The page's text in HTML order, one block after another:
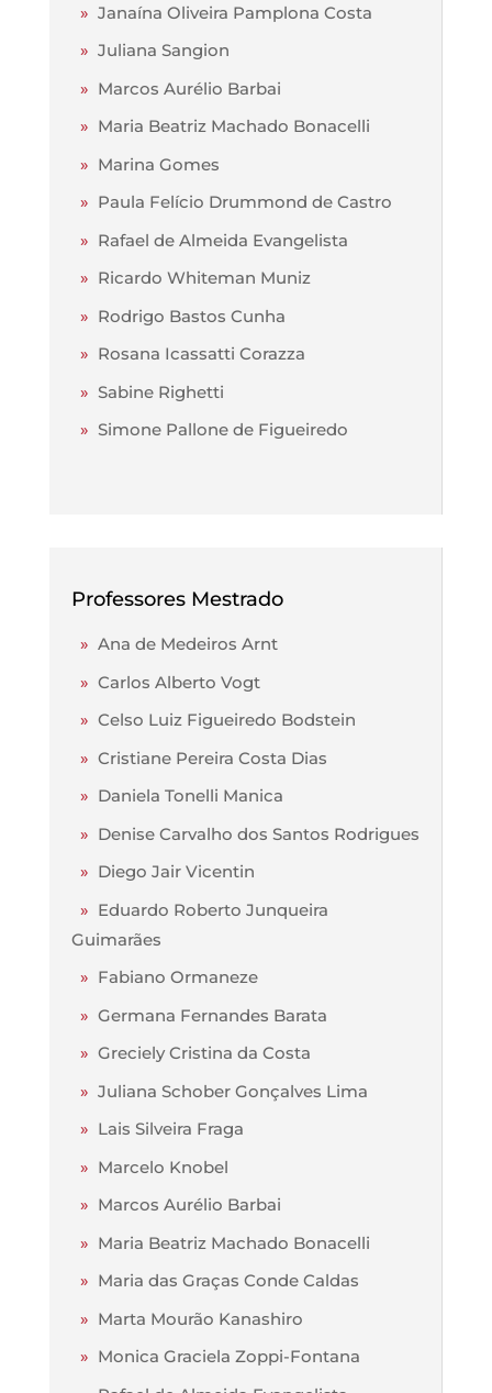
» Janaína Oliveira Pamplona Costa
» Juliana Sangion
» Marcos Aurélio Barbai
» Maria Beatriz Machado Bonacelli
» Marina Gomes
» Paula Felício Drummond de Castro
» Rafael de Almeida Evangelista
» Ricardo Whiteman Muniz
» Rodrigo Bastos Cunha
» Rosana Icassatti Corazza
» Sabine Righetti
» Simone Pallone de Figueiredo
Professores Mestrado
» Ana de Medeiros Arnt
» Carlos Alberto Vogt
» Celso Luiz Figueiredo Bodstein
» Cristiane Pereira Costa Dias
» Daniela Tonelli Manica
» Denise Carvalho dos Santos Rodrigues
» Diego Jair Vicentin
» Eduardo Roberto Junqueira
Guimarães
» Fabiano Ormaneze
» Germana Fernandes Barata
» Greciely Cristina da Costa
» Juliana Schober Gonçalves Lima
» Lais Silveira Fraga
» Marcelo Knobel
» Marcos Aurélio Barbai
» Maria Beatriz Machado Bonacelli
» Maria das Graças Conde Caldas
» Marta Mourão Kanashiro
» Monica Graciela Zoppi-Fontana